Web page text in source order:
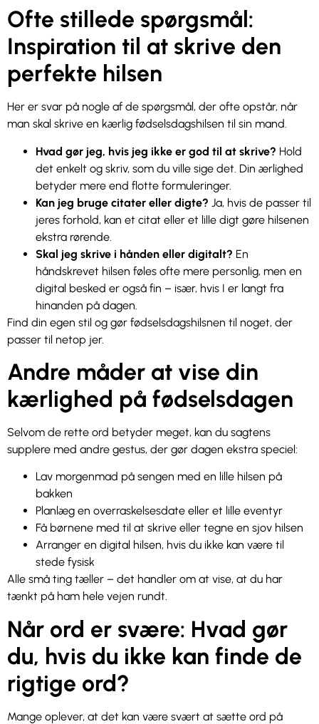
Ofte stillede spørgsmål:
Inspiration til at skrive den
perfekte hilsen
Her er svar på nogle af de spørgsmål, der ofte opstår, når
man skal skrive en kærlig fødselsdagshilsen til sin mand.
Hvad gør jeg, hvis jeg ikke er god til at skrive? Hold
det enkelt og skriv, som du ville sige det. Din ærlighed
betyder mere end flotte formuleringer.
Kan jeg bruge citater eller digte? Ja, hvis de passer til
jeres forhold, kan et citat eller et lille digt gøre hilsenen
ekstra rørende.
Skal jeg skrive i hånden eller digitalt? En
håndskrevet hilsen føles ofte mere personlig, men en
digital besked er også fin – især, hvis I er langt fra
hinanden på dagen.
Find din egen stil og gør fødselsdagshilsnen til noget, der
passer til netop jer.
Andre måder at vise din
kærlighed på fødselsdagen
Selvom de rette ord betyder meget, kan du sagtens
supplere med andre gestus, der gør dagen ekstra speciel:
Lav morgenmad på sengen med en lille hilsen på
bakken
Planlæg en overraskelsesdate eller et lille eventyr
Få børnene med til at skrive eller tegne en sjov hilsen
Arranger en digital hilsen, hvis du ikke kan være til
stede fysisk
Alle små ting tæller – det handler om at vise, at du har
tænkt på ham hele vejen rundt.
Når ord er svære: Hvad gør
du, hvis du ikke kan finde de
rigtige ord?
Mange oplever, at det kan være svært at sætte ord på